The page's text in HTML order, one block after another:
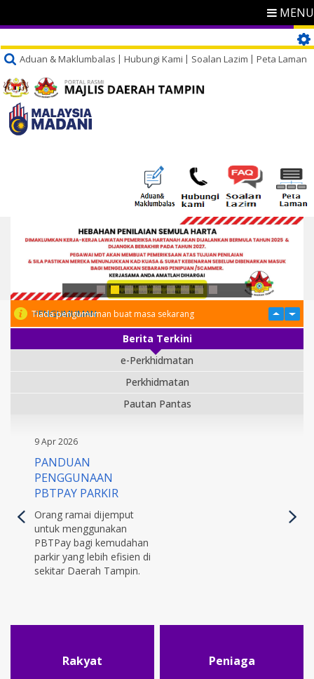
MENU
Aduan & Maklumbalas Hubungi Kami Soalan Lazim Peta Laman
PENGUMUMAN
Tiada pengumuman buat masa sekarang
Berita Terkini
e-Perkhidmatan
Perkhidmatan
Pautan Pantas
9 Apr 2026
PANDUAN
PENGGUNAAN
PBTPAY PARKIR
Orang ramai dijemput
untuk menggunakan
PBTPay bagi kemudahan
parkir yang lebih efisien di
sekitar Daerah Tampin.
Rakyat Peniaga